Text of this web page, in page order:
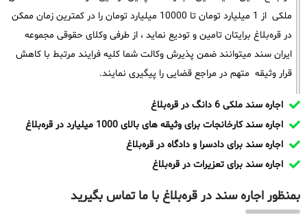
ملکی از 1 میلیارد تومان تا 10000 میلیارد تومان را در کمترین زمان ممکن
در قره‌بلاغ برایتان تامین و تودیع نماید ، از طرفی وکلای حقوقی مجموعه
ایران سند میتوانند ضمن پذیرش وکالت شما کلیه فرایند مرتبط با کاهش
قرار وثیقه متهم در مراجع قضایی را پیگیری نمایند.
اجاره سند ملکی 6 دانگ در قره‌بلاغ
اجاره سند کارخانجات برای وثیقه های بالای 1000 میلیارد در قره‌بلاغ
اجاره سند برای دادسرا و دادگاه در قره‌بلاغ
اجاره سند برای تعزیرات در قره‌بلاغ
بمنظور اجاره سند در قره‌بلاغ با ما تماس بگیرید